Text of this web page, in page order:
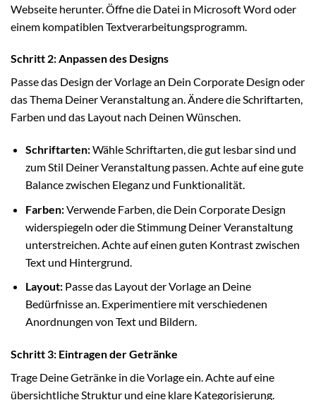
Webseite herunter. Öffne die Datei in Microsoft Word oder
einem kompatiblen Textverarbeitungsprogramm.
Schritt 2: Anpassen des Designs
Passe das Design der Vorlage an Dein Corporate Design oder
das Thema Deiner Veranstaltung an. Ändere die Schriftarten,
Farben und das Layout nach Deinen Wünschen.
Schriftarten:Wähle Schriftarten, die gut lesbar sind und
zum Stil Deiner Veranstaltung passen. Achte auf eine gute
Balance zwischen Eleganz und Funktionalität.
Farben:Verwende Farben, die Dein Corporate Design
widerspiegeln oder die Stimmung Deiner Veranstaltung
unterstreichen. Achte auf einen guten Kontrast zwischen
Text und Hintergrund.
Layout:Passe das Layout der Vorlage an Deine
Bedürfnisse an. Experimentiere mit verschiedenen
Anordnungen von Text und Bildern.
Schritt 3: Eintragen der Getränke
Trage Deine Getränke in die Vorlage ein. Achte auf eine
übersichtliche Struktur und eine klare Kategorisierung.